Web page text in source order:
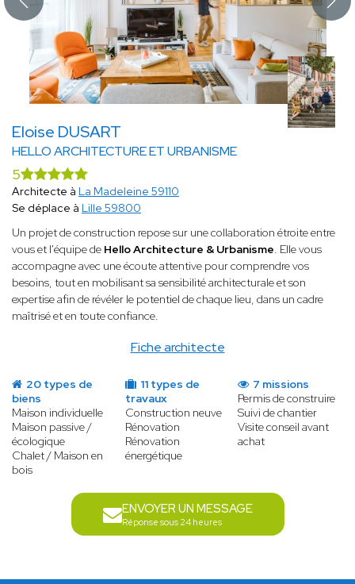
Eloise DUSART
HELLO ARCHITECTURE ET URBANISME
Fiche architecte
5
Architecte à La Madeleine 59110
Se déplace à Lille 59800
Un projet de construction repose sur une collaboration étroite entre
vous et l'équipe de Hello Architecture & Urbanisme. Elle vous
accompagne avec une écoute attentive pour comprendre vos
besoins, tout en mobilisant sa sensibilité architecturale et son
expertise afin de révéler le potentiel de chaque lieu, dans un cadre
maîtrisé et en toute confiance.
20 types de
biens
Maison individuelle
Maison passive /
écologique
Chalet / Maison en
bois
11 types de
travaux
Construction neuve
Rénovation
Rénovation
énergétique
7 missions
Permis de construire
Suivi de chantier
Visite conseil avant
achat
ENVOYER UN MESSAGE
Réponse sous 24 heures